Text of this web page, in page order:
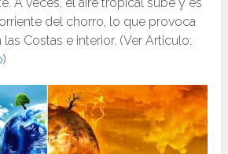
del chorro, lo que provoca
Costas e interior. (Ver Articulo:
)